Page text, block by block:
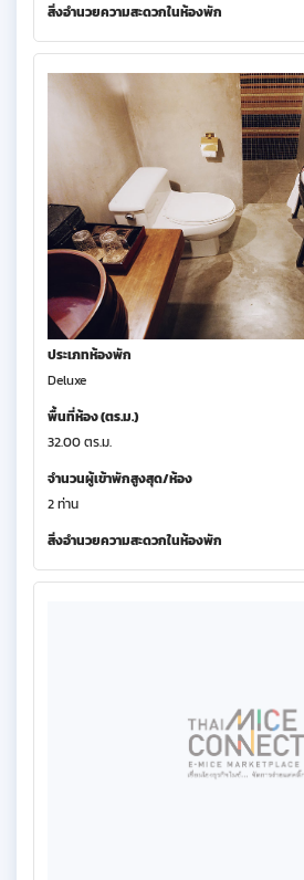
สิ่งอำนวยความสะดวกในห้องพัก
ประเภทห้องพัก
Deluxe
พื้นที่ห้อง (ตร.ม.)
32.00 ตร.ม.
จำนวนผู้เข้าพักสูงสุด/ห้อง
2 ท่าน
สิ่งอำนวยความสะดวกในห้องพัก